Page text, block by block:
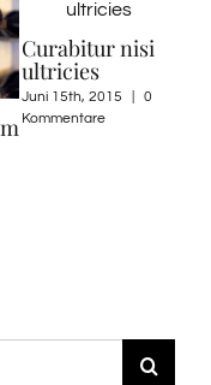
Nullam suscipit